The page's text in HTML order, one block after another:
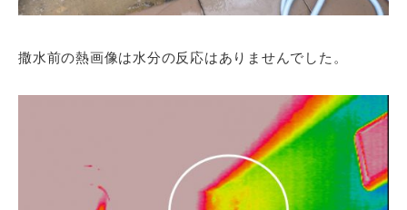
撒水前の熱画像は水分の反応はありませんでした。